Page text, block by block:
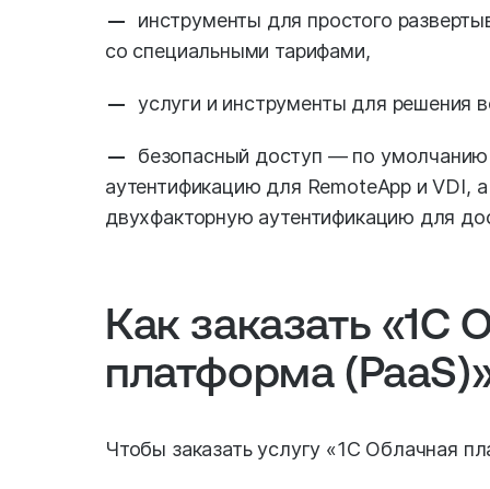
инструменты для простого
со специальными тарифами,
услуги и инструменты для решения
безопасный доступ — по
аутентификацию для RemoteApp и VDI,
двухфакторную аутентификацию для
Как заказать «1С
платформа
Чтобы заказать услугу «1С Облачная